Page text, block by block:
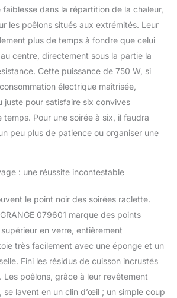
dans la répartition de la chaleur,
les poêlons situés aux extrémités. Leur
plus de temps à fondre que celui
centre, directement sous la partie la
Cette puissance de 750 W, si
électrique maîtrisée,
juste pour satisfaire six convives
temps. Pour une soirée à six, il faudra
peu plus de patience ou organiser une
: une réussite incontestable
le point noir des soirées raclette.
079601 marque des points
en verre, entièrement
très facilement avec une éponge et un
Fini les résidus de cuisson incrustés
poêlons, grâce à leur revêtement
lavent en un clin d’œil ; un simple coup